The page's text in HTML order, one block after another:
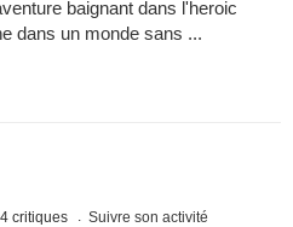
baignant dans l'heroic
dans un monde sans ...
critiques Suivre son activité